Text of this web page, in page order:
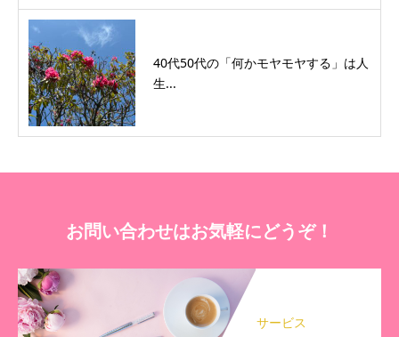
40代50代の「何かモヤモヤする」は人
生...
お問い合わせはお気軽にどうぞ！
サービス